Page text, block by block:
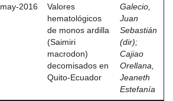
may-2016
Valores
hematológicos
de monos ardilla
(Saimiri
macrodon)
decomisados en
Quito-Ecuador
Galecio,
Juan
Sebastián
(dir);
Cajiao
Orellana,
Jeaneth
Estefanía